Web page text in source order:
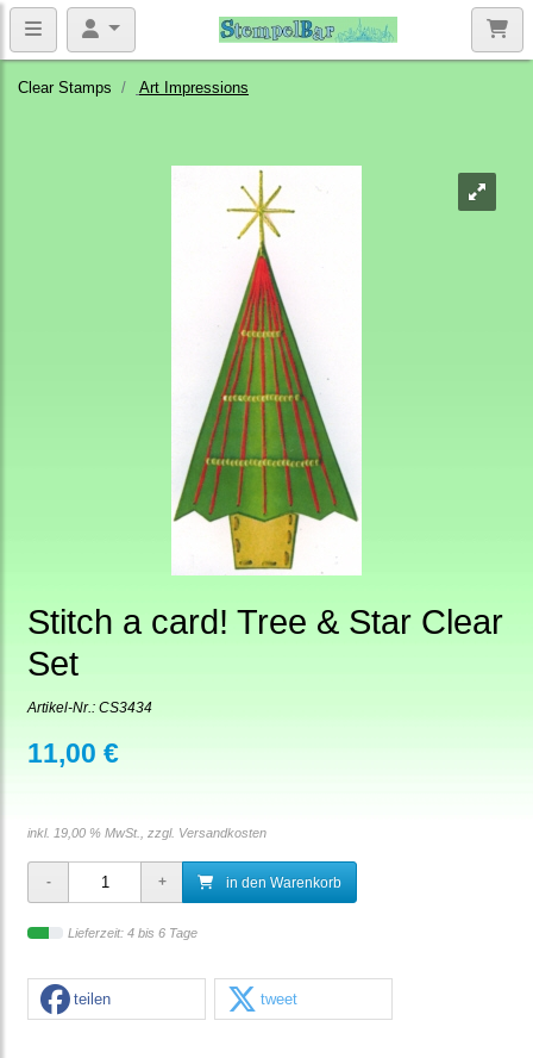
Clear Stamps Art Impressions
Stitch a card! Tree & Star Clear
Set
Artikel-Nr.: CS3434
11,00 €
inkl. 19,00 % MwSt., zzgl. Versandkosten
in den Warenkorb
Lieferzeit: 4 bis 6 Tage
teilen tweet